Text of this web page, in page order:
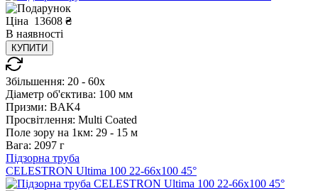
Ціна 13608 ₴
В наявності
КУПИТИ
Збільшення: 20 - 60x
Діаметр об'єктива: 100 мм
Призми: BAK4
Просвітлення: Multi Coated
Поле зору на 1км: 29 - 15 м
Вага: 2097 г
Підзорна труба
CELESTRON Ultima 100 22-66x100 45°